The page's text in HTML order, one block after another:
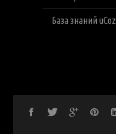
База знаний uCoz